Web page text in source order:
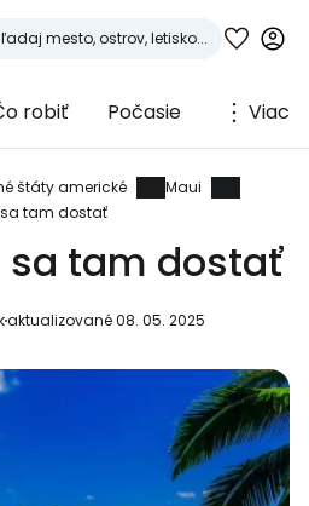
robiť Počasie Viac
štáty americké
Maui
sa tam dostať
sa tam dostať
aktualizované 08. 05. 2025
sa do
cestovateľov
so službou Google
na Facebooku